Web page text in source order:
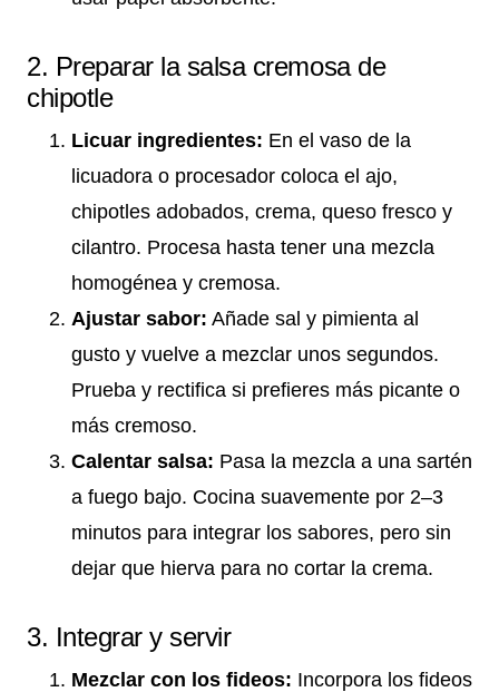
2. Preparar la salsa cremosa de
chipotle
Licuar ingredientes: En el vaso de la
licuadora o procesador coloca el ajo,
chipotles adobados, crema, queso fresco y
cilantro. Procesa hasta tener una mezcla
homogénea y cremosa.
Ajustar sabor: Añade sal y pimienta al
gusto y vuelve a mezclar unos segundos.
Prueba y rectifica si prefieres más picante o
más cremoso.
Calentar salsa: Pasa la mezcla a una sartén
a fuego bajo. Cocina suavemente por 2–3
minutos para integrar los sabores, pero sin
dejar que hierva para no cortar la crema.
3. Integrar y servir
Mezclar con los fideos: Incorpora los fideos